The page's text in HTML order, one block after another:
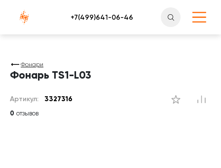
Атлантснаб
Фонари
Фонарь TS1-L03
Артикул: 3327316